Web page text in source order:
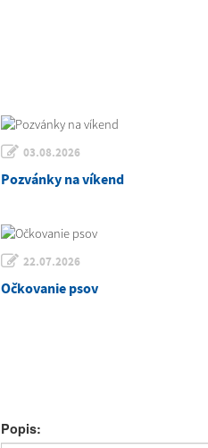
03.08.2026
Pozvánky na víkend
22.07.2026
Očkovanie psov
Popis: